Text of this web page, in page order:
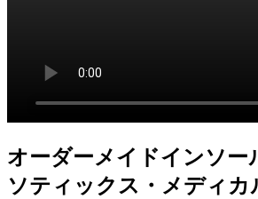
オーダーメイドインソー
ソティックス・メディカ